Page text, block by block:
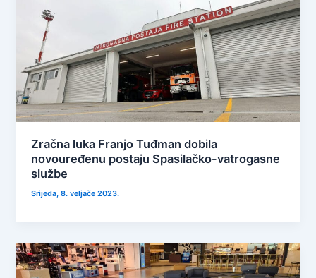
Zračna luka Franjo Tuđman dobila
novouređenu postaju Spasilačko-vatrogasne
službe
Srijeda, 8. veljače 2023.